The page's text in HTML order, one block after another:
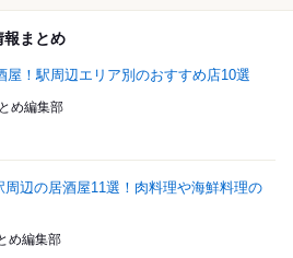
報まとめ
屋！駅周辺エリア別のおすすめ店10選
め編集部
周辺の居酒屋11選！肉料理や海鮮料理の
め編集部